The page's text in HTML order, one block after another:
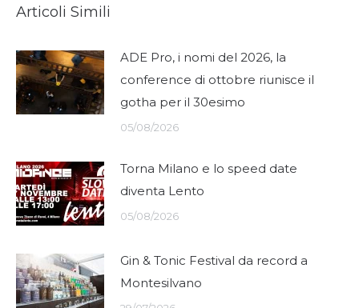
Articoli Simili
ADE Pro, i nomi del 2026, la
conference di ottobre riunisce il
gotha per il 30esimo
05/08/2026
Torna Milano e lo speed date
diventa Lento
05/08/2026
Gin & Tonic Festival da record a
Montesilvano